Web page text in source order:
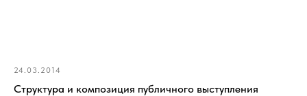
24.03.2014
Структура и композиция публичного выступления